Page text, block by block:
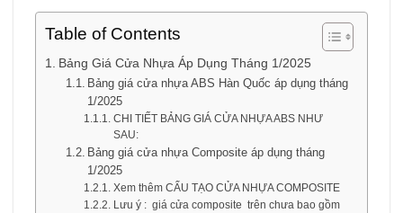
Table of Contents
Bảng Giá Cửa Nhựa Áp Dụng Tháng 1/2025
Bảng giá cửa nhựa ABS Hàn Quốc áp dụng tháng
1/2025
CHI TIẾT BẢNG GIÁ CỬA NHỰA ABS NHƯ
SAU:
Bảng giá cửa nhựa Composite áp dụng tháng
1/2025
Xem thêm CẤU TẠO CỬA NHỰA COMPOSITE
Lưu ý : giá cửa composite trên chưa bao gồm